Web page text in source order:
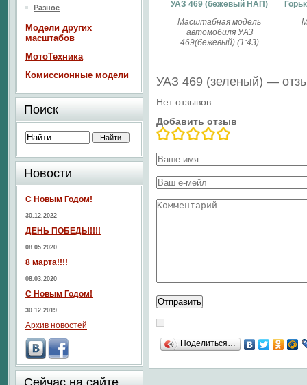
УАЗ 469 (бежевый НАП)
Масштабная модель
автомобиля УАЗ
469(бежевый) (1:43)
УАЗ 469 (зеленый) —
Нет отзывов.
Добавить отзыв
Поделиться…
Разное
Модели других
масштабов
МотоТехника
Комиссионные модели
Поиск
Новости
С Новым Годом!
30.12.2022
ДЕНЬ ПОБЕДЫ!!!!
08.05.2020
8 марта!!!!
08.03.2020
С Новым Годом!
30.12.2019
Архив новостей
Сейчас на сайте